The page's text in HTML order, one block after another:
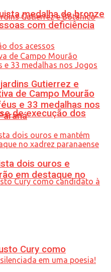
Gutierrez e
de execução dos
Cury como
medalha de bronze
com deficiência
de Campo Mourão
e 33 medalhas nos
dois ouros e
em destaque no